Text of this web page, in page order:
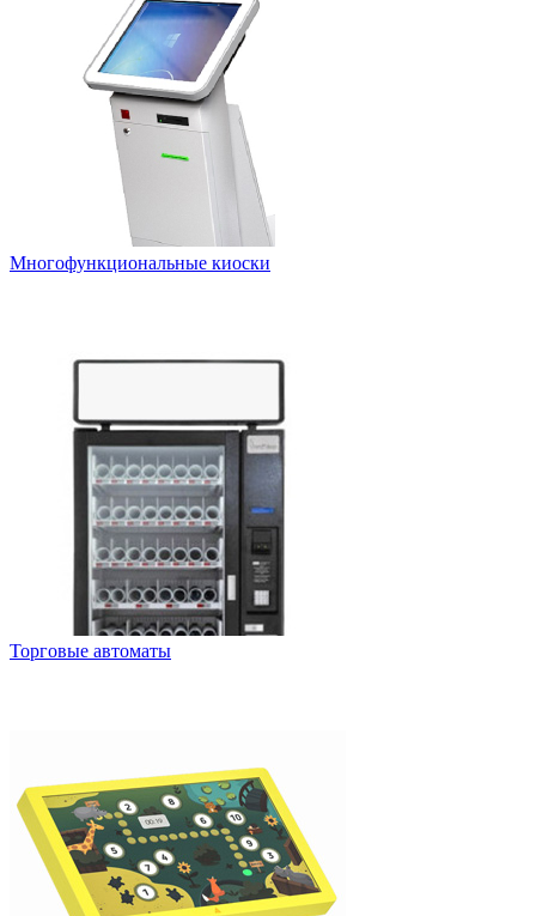
Многофункциональные киоски
Торговые автоматы